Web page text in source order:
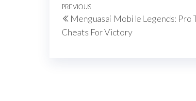
Post
navigation
Previous
Post
PREVIOUS
Menguasai Mobile Legends: Pro
Cheats For Victory